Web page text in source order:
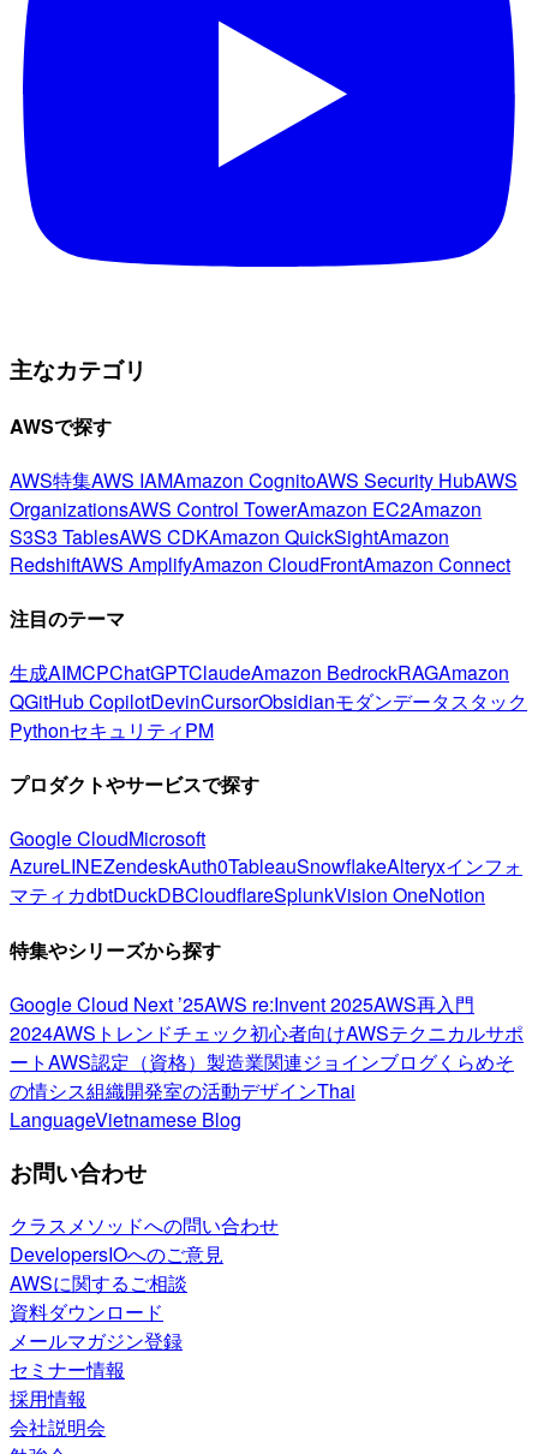
主なカテゴリ
AWSで探す
AWS特集AWS IAMAmazon CognitoAWS Security HubAWS
OrganizationsAWS Control TowerAmazon EC2Amazon
S3S3 TablesAWS CDKAmazon QuickSightAmazon
RedshiftAWS AmplifyAmazon CloudFrontAmazon Connect
注目のテーマ
生成AIMCPChatGPTClaudeAmazon BedrockRAGAmazon
QGitHub CopilotDevinCursorObsidianモダンデータスタック
PythonセキュリティPM
プロダクトやサービスで探す
Google CloudMicrosoft
AzureLINEZendeskAuth0TableauSnowflakeAlteryxインフォ
マティカdbtDuckDBCloudflareSplunkVision OneNotion
特集やシリーズから探す
Google Cloud Next ’25AWS re:Invent 2025AWS再入門
2024AWSトレンドチェック初心者向けAWSテクニカルサポ
ートAWS認定（資格） 製造業関連ジョインブログくらめそ
の情シス組織開発室の活動デザインThai
LanguageVietnamese Blog
お問い合わせ
クラスメソッドへの問い合わせ
DevelopersIOへのご意見
AWSに関するご相談
資料ダウンロード
メールマガジン登録
セミナー情報
採用情報
会社説明会